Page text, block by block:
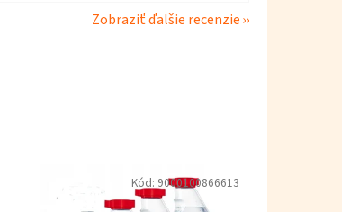
Zobraziť ďalšie recenzie
Kód: 9000100866613